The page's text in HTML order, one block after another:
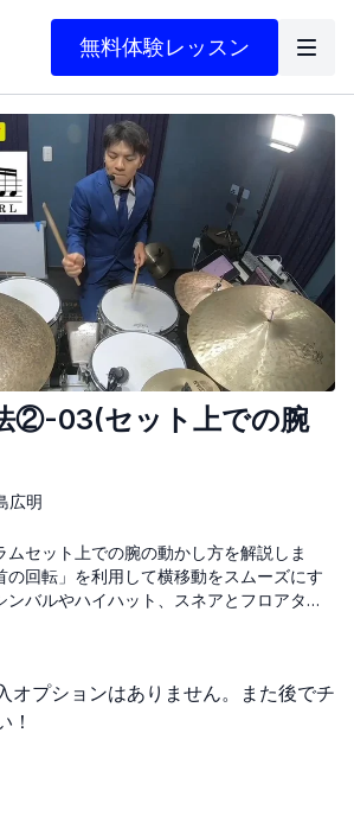
無料体験レッスン
②-03(セット上での腕
広明
ムセット上での腕の動かし方を解説しま
の回転」を利用して横移動をスムーズにす
ンバルやハイハット、スネアとフロアタム
テンポでは動きを小さくし、手首を痛めな
状に振る練習に進みます。さらにモーラ
った6連符の応用練習として、ライドからタ
中心を意識することも重要です。
オプションはありません。また後でチ
！